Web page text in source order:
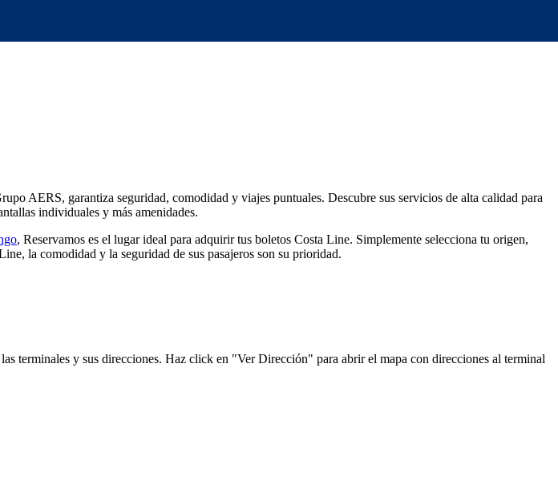
AERS, garantiza seguridad, comodidad y viajes puntuales. Descubre sus servicios de alta calidad para
individuales y más amenidades.
, Reservamos es el lugar ideal para adquirir tus boletos Costa Line. Simplemente selecciona tu origen,
la comodidad y la seguridad de sus pasajeros son su prioridad.
terminales y sus direcciones. Haz click en "Ver Dirección" para abrir el mapa con direcciones al terminal